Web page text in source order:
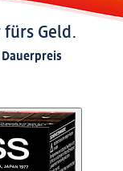
fürs Geld.